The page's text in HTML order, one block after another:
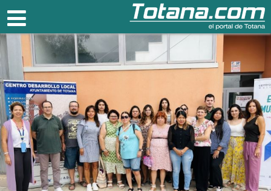
Totana.com